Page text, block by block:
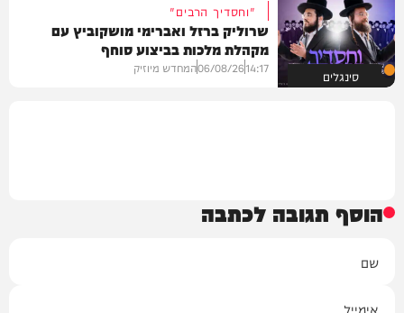
סינגלים
"וחסדיך הרבים"
שרוליק ברזל ואברימי מושקוביץ עם
מקהלת מלכות בביצוע סוחף
14:17
06/08/26המחדש מיוזיק
הוסף תגובה לכתבה